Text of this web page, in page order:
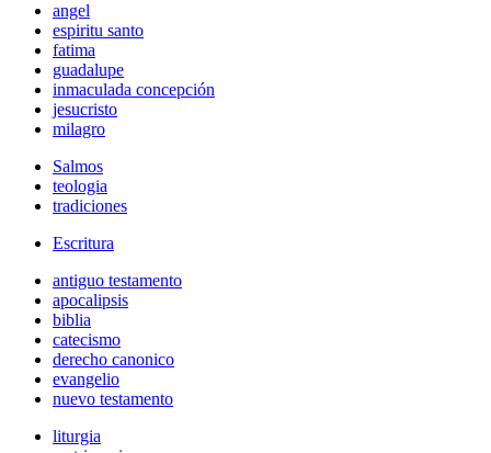
angel
espiritu santo
fatima
guadalupe
inmaculada concepción
jesucristo
milagro
Salmos
teologia
tradiciones
Escritura
antiguo testamento
apocalipsis
biblia
catecismo
derecho canonico
evangelio
nuevo testamento
liturgia